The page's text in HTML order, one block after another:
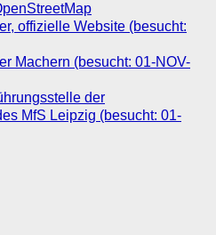
offizielle Website (besucht:
Machern (besucht: 01-NOV-
der
MfS Leipzig (besucht: 01-